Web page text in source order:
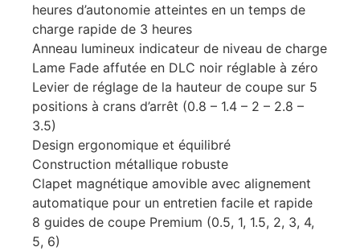
heures d’autonomie atteintes en un temps de
charge rapide de 3 heures
Anneau lumineux indicateur de niveau de charge
Lame Fade affutée en DLC noir réglable à zéro
Levier de réglage de la hauteur de coupe sur 5
positions à crans d’arrêt (0.8 – 1.4 – 2 – 2.8 –
3.5)
Design ergonomique et équilibré
Construction métallique robuste
Clapet magnétique amovible avec alignement
automatique pour un entretien facile et rapide
8 guides de coupe Premium (0.5, 1, 1.5, 2, 3, 4,
5, 6)